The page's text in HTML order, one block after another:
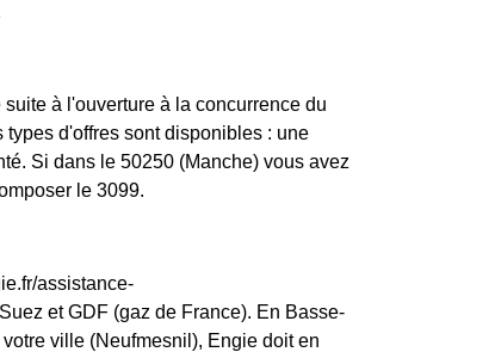
à l'ouverture à la concurrence du
d'offres sont disponibles : une
Si dans le 50250 (Manche) vous avez
le 3099.
assistance-
et GDF (gaz de France). En Basse-
ville (Neufmesnil), Engie doit en